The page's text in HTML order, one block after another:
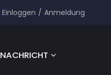
Einloggen / Anmeldung
NACHRICHT